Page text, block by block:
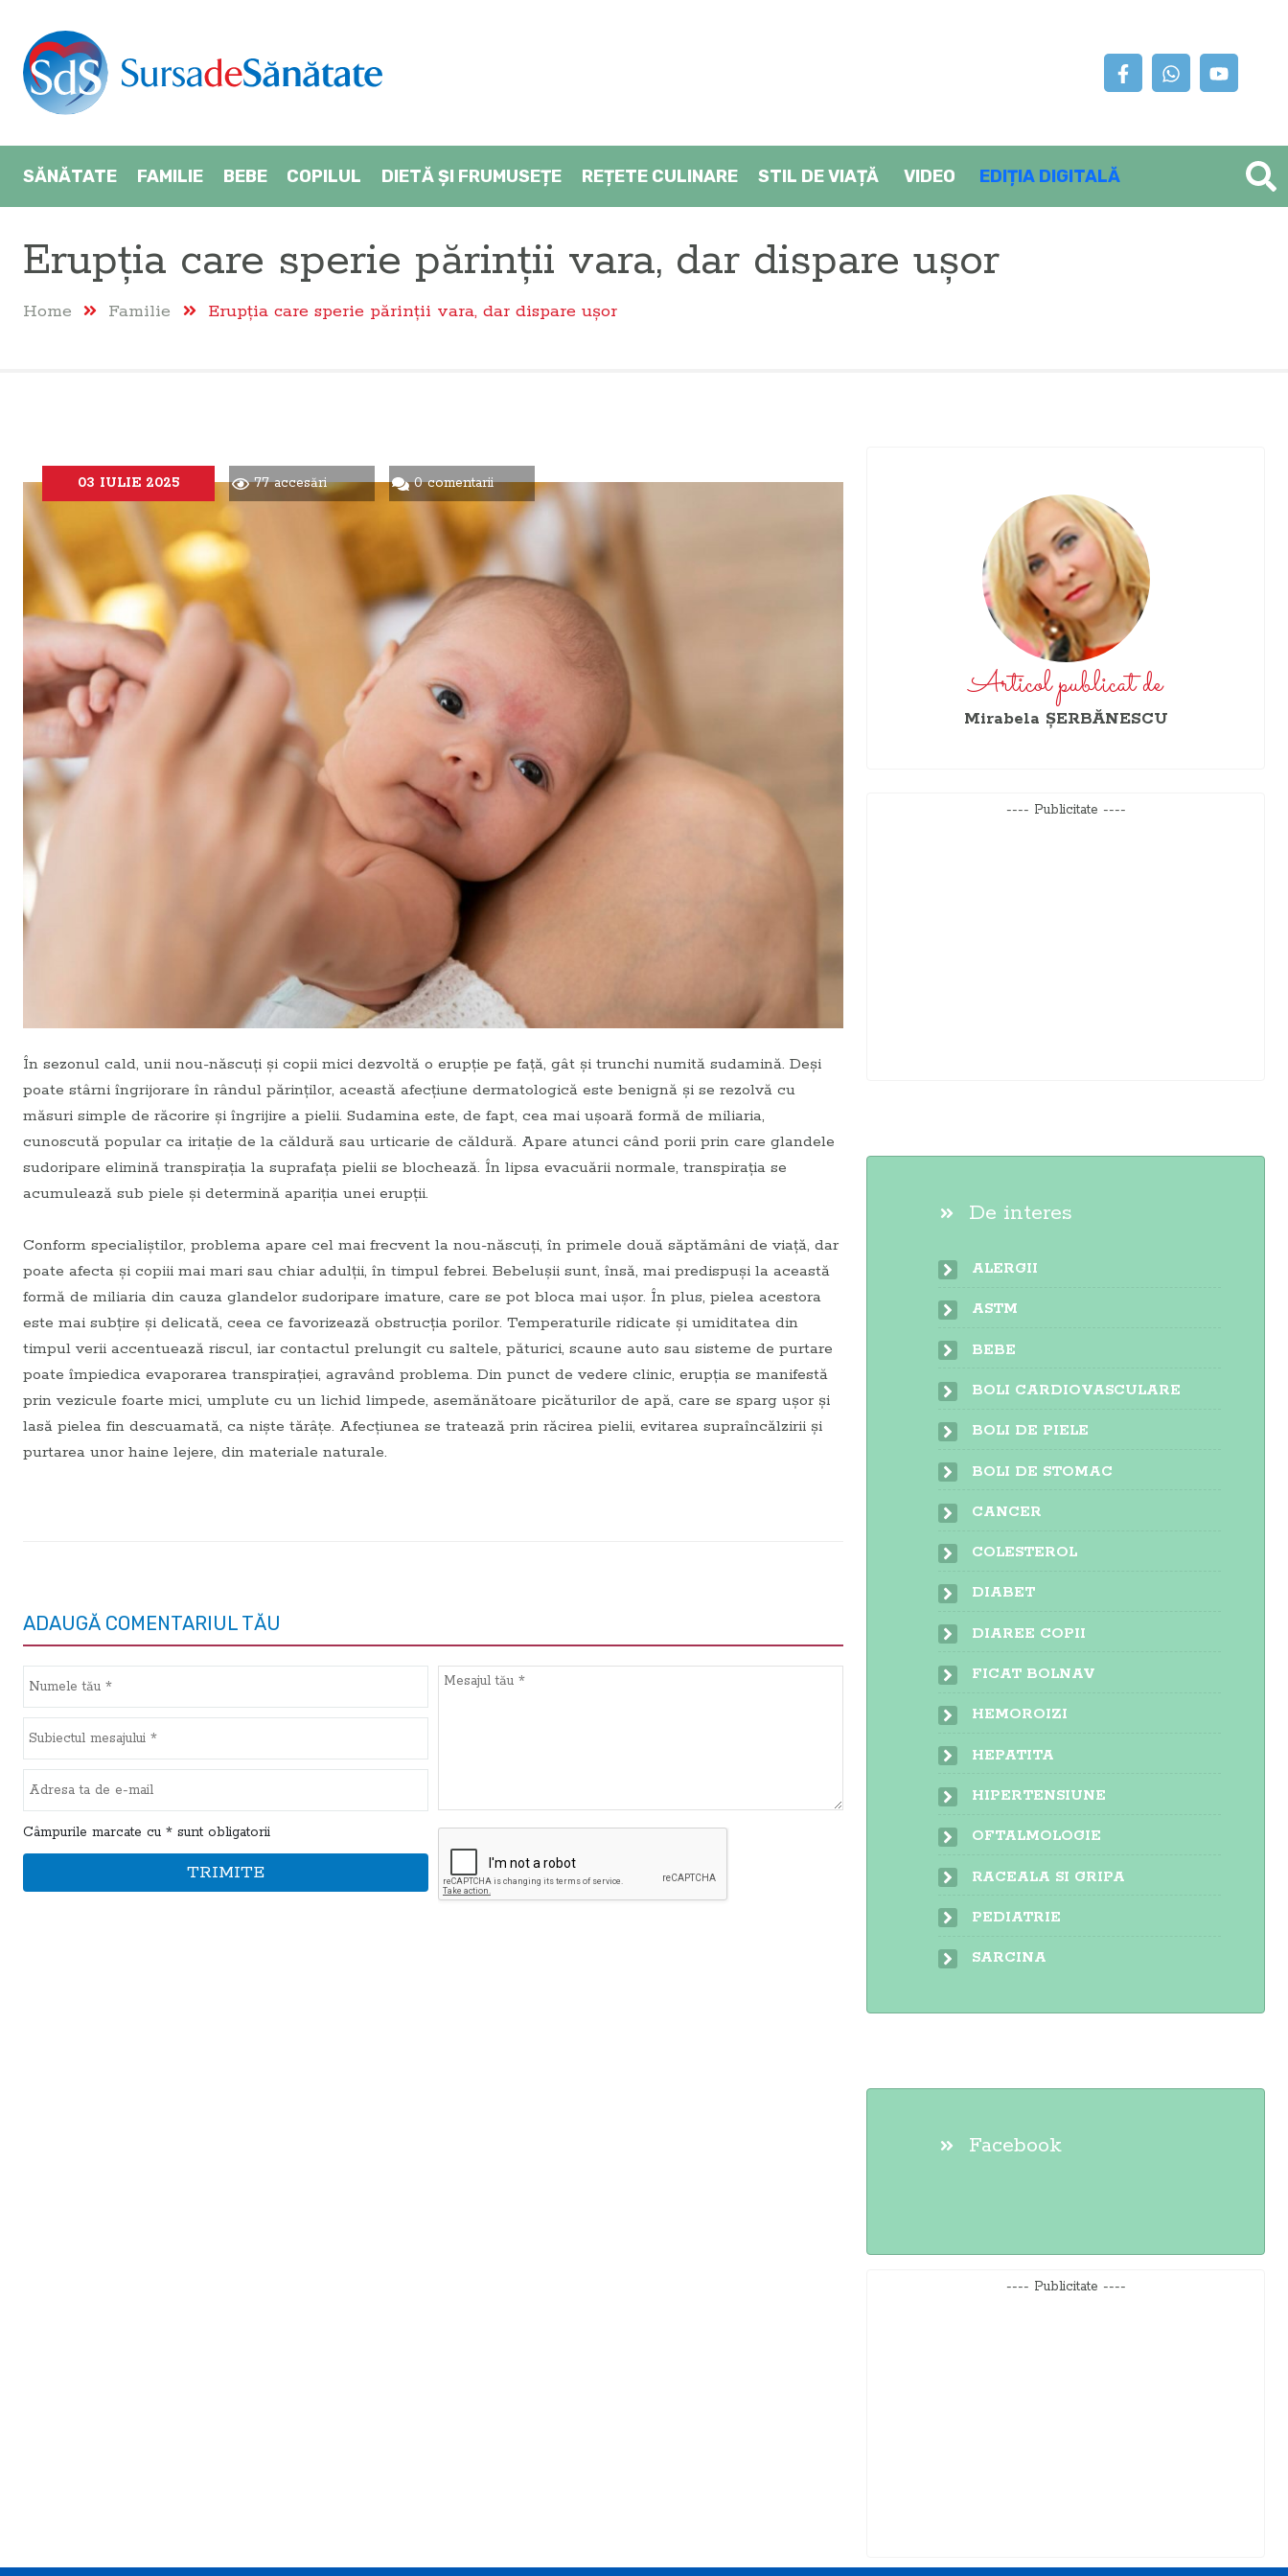
SĂNĂTATE FAMILIE BEBE COPILUL DIETĂ ŞI FRUMUSEȚE REȚETE CULINARE STIL DE VIAȚĂ VIDEO EDIȚIA DIGITALĂ
Erupția care sperie părinții vara, dar dispare ușor
Home Familie Erupția care sperie părinții vara, dar dispare ușor
03 IULIE 2025 77 accesări 0 comentarii
În sezonul cald, unii nou-născuți și copii mici dezvoltă o erupție pe față, gât și trunchi numită sudamină. Deși
poate stârni îngrijorare în rândul părinților, această afecțiune dermatologică este benignă și se rezolvă cu
măsuri simple de răcorire și îngrijire a pielii. Sudamina este, de fapt, cea mai ușoară formă de miliaria,
cunoscută popular ca iritație de la căldură sau urticarie de căldură. Apare atunci când porii prin care glandele
sudoripare elimină transpirația la suprafața pielii se blochează. În lipsa evacuării normale, transpirația se
acumulează sub piele și determină apariția unei erupții.
Conform specialiștilor, problema apare cel mai frecvent la nou-născuți, în primele două săptămâni de viață, dar
poate afecta și copiii mai mari sau chiar adulții, în timpul febrei. Bebelușii sunt, însă, mai predispuși la această
formă de miliaria din cauza glandelor sudoripare imature, care se pot bloca mai ușor. În plus, pielea acestora
este mai subțire și delicată, ceea ce favorizează obstrucția porilor. Temperaturile ridicate și umiditatea din
timpul verii accentuează riscul, iar contactul prelungit cu saltele, păturici, scaune auto sau sisteme de purtare
poate împiedica evaporarea transpirației, agravând problema. Din punct de vedere clinic, erupția se manifestă
prin vezicule foarte mici, umplute cu un lichid limpede, asemănătoare picăturilor de apă, care se sparg ușor și
lasă pielea fin descuamată, ca niște tărâțe. Afecțiunea se tratează prin răcirea pielii, evitarea supraîncălzirii și
purtarea unor haine lejere, din materiale naturale.
ADAUGĂ COMENTARIUL TĂU
Câmpurile marcate cu * sunt obligatorii
TRIMITE
Articol publicat de
Mirabela ŞERBĂNESCU
---- Publicitate ----
De interes
ALERGII
ASTM
BEBE
BOLI CARDIOVASCULARE
BOLI DE PIELE
BOLI DE STOMAC
CANCER
COLESTEROL
DIABET
DIAREE COPII
FICAT BOLNAV
HEMOROIZI
HEPATITA
HIPERTENSIUNE
OFTALMOLOGIE
RACEALA SI GRIPA
PEDIATRIE
SARCINA
Facebook
---- Publicitate ----